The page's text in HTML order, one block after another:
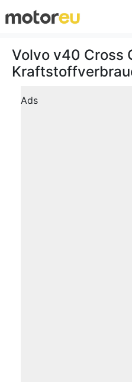
Volvo v40 Cross
Ads